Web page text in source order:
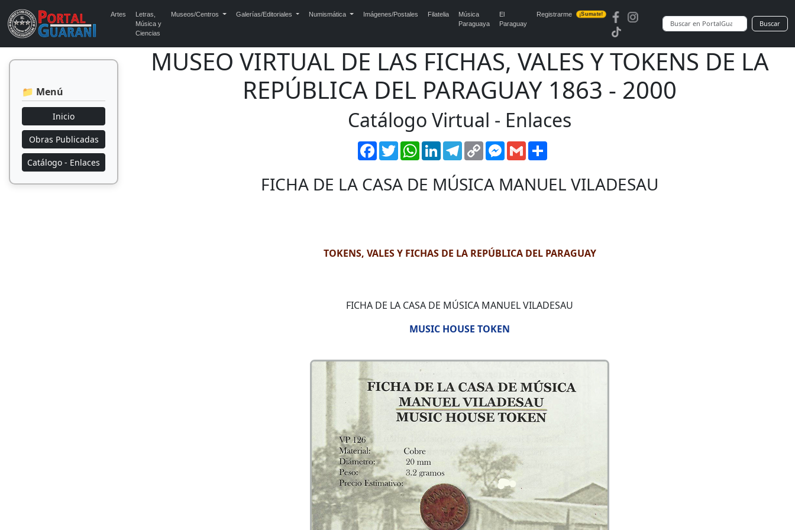
Artes
Letras,
Música y
Ciencias
Museos/Centros Galerías/Editoriales Numismática Imágenes/Postales Filatelia
Música
Paraguaya
El
Paraguay
Registrarme ¡Sumate!
Buscar
📁 Menú
Inicio
Obras Publicadas
Catálogo - Enlaces
MUSEO VIRTUAL DE LAS FICHAS, VALES Y TOKENS DE LA
REPÚBLICA DEL PARAGUAY 1863 - 2000
Catálogo Virtual - Enlaces
Facebook
TwitterWhatsApp
LinkedInTelegram
Copy
Link
Messenger
Gmail
FICHA DE LA CASA DE MÚSICA MANUEL VILADESAU
TOKENS, VALES Y FICHAS DE LA REPÚBLICA DEL PARAGUAY
FICHA DE LA CASA DE MÚSICA MANUEL VILADESAU
MUSIC HOUSE TOKEN